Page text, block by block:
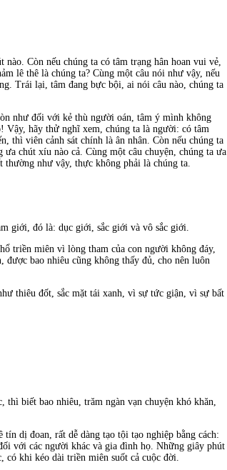
Còn nếu chúng ta có tâm trạng hân hoan vui vẻ,
lê thê là chúng ta? Cùng một câu nói như vậy, nếu
Trái lại, tâm đang bực bội, ai nói câu nào, chúng ta
như đối với kẻ thù người oán, tâm ý mình không
Vậy, hãy thử nghĩ xem, chúng ta là người: có tâm
thì viên cảnh sát chính là ân nhân. Còn nếu chúng ta
chút xíu nào cả. Cùng một câu chuyện, chúng ta ưa
như vậy, thực không phải là chúng ta.
giới, đó là: dục giới, sắc giới và vô sắc giới.
triền miên vì lòng tham của con người không đáy,
bao nhiêu cũng không thấy đủ, cho nên luôn
thiêu đốt, sắc mặt tái xanh, vì sự tức giận, vì sự bất
biết bao nhiêu, trăm ngàn vạn chuyện khó khăn,
dị đoan, rất dễ dàng tạo tội tạo nghiệp bằng cách:
với các người khác và gia đình họ. Những giây phút
có khi kéo dài triền miên suốt cả cuộc đời.